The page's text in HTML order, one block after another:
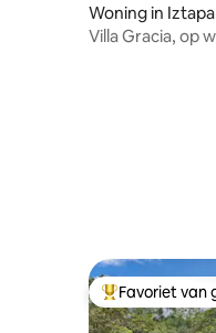
Woning in Iztapa
Villa Gracia, op
Topfavoriet
Favoriet van